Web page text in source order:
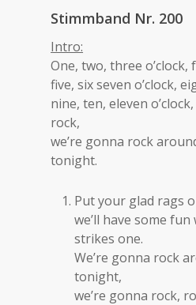
Stimmband Nr. 200
Intro:
One, two, three o’clock,
five, six seven o’clock,
nine, ten, eleven
rock,
we’re gonna rock
tonight.
Put your glad rags
we’ll have some
strikes one.
We’re gonna rock
tonight,
we’re gonna rock,